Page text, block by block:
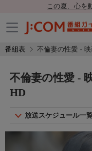
この夏、心を
番組表 不倫妻の性愛 -
不倫妻の性愛 -
HD
放送スケジュール一